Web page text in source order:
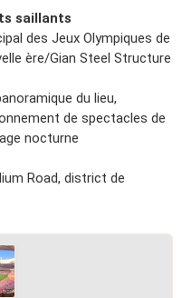
saillants
des Jeux Olympiques de
ère/Gian Steel Structure
du lieu,
de spectacles de
nocturne
Road, district de